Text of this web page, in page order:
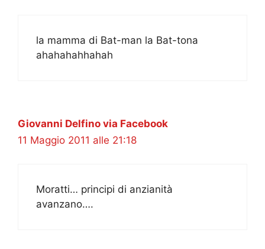
la mamma di Bat-man la Bat-tona
ahahahahhahah
Giovanni Delfino via Facebook
11 Maggio 2011 alle 21:18
Moratti… principi di anzianità
avanzano….